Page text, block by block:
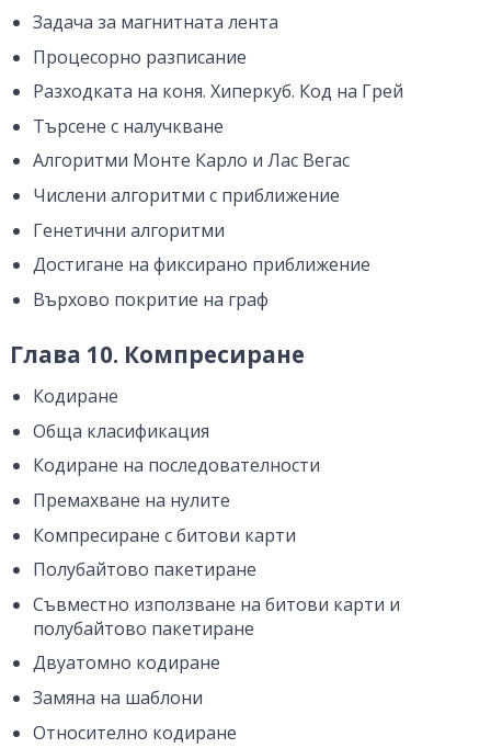
Задача за магнитната лента
Процесорно разписание
Разходката на коня. Хиперкуб. Код на Грей
Търсене с налучкване
Алгоритми Монте Карло и Лас Вегас
Числени алгоритми с приближение
Генетични алгоритми
Достигане на фиксирано приближение
Върхово покритие на граф
Глава 10. Компресиране
Кодиране
Обща класификация
Кодиране на последователности
Премахване на нулите
Компресиране с битови карти
Полубайтово пакетиране
Съвместно използване на битови карти и
полубайтово пакетиране
Двуатомно кодиране
Замяна на шаблони
Относително кодиране